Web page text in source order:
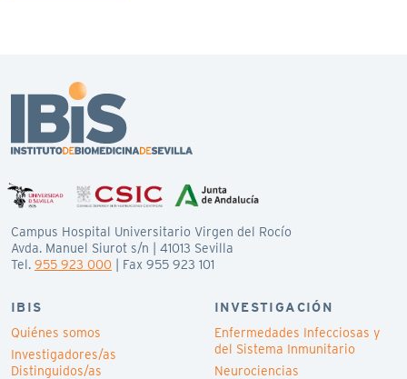
Campus Hospital Universitario Virgen del Rocío
Avda. Manuel Siurot s/n | 41013 Sevilla
Tel. 955 923 000 | Fax 955 923 101
IBIS
Quiénes somos
Investigadores/as
Distinguidos/as
INVESTIGACIÓN
Enfermedades Infecciosas y
del Sistema Inmunitario
Neurociencias